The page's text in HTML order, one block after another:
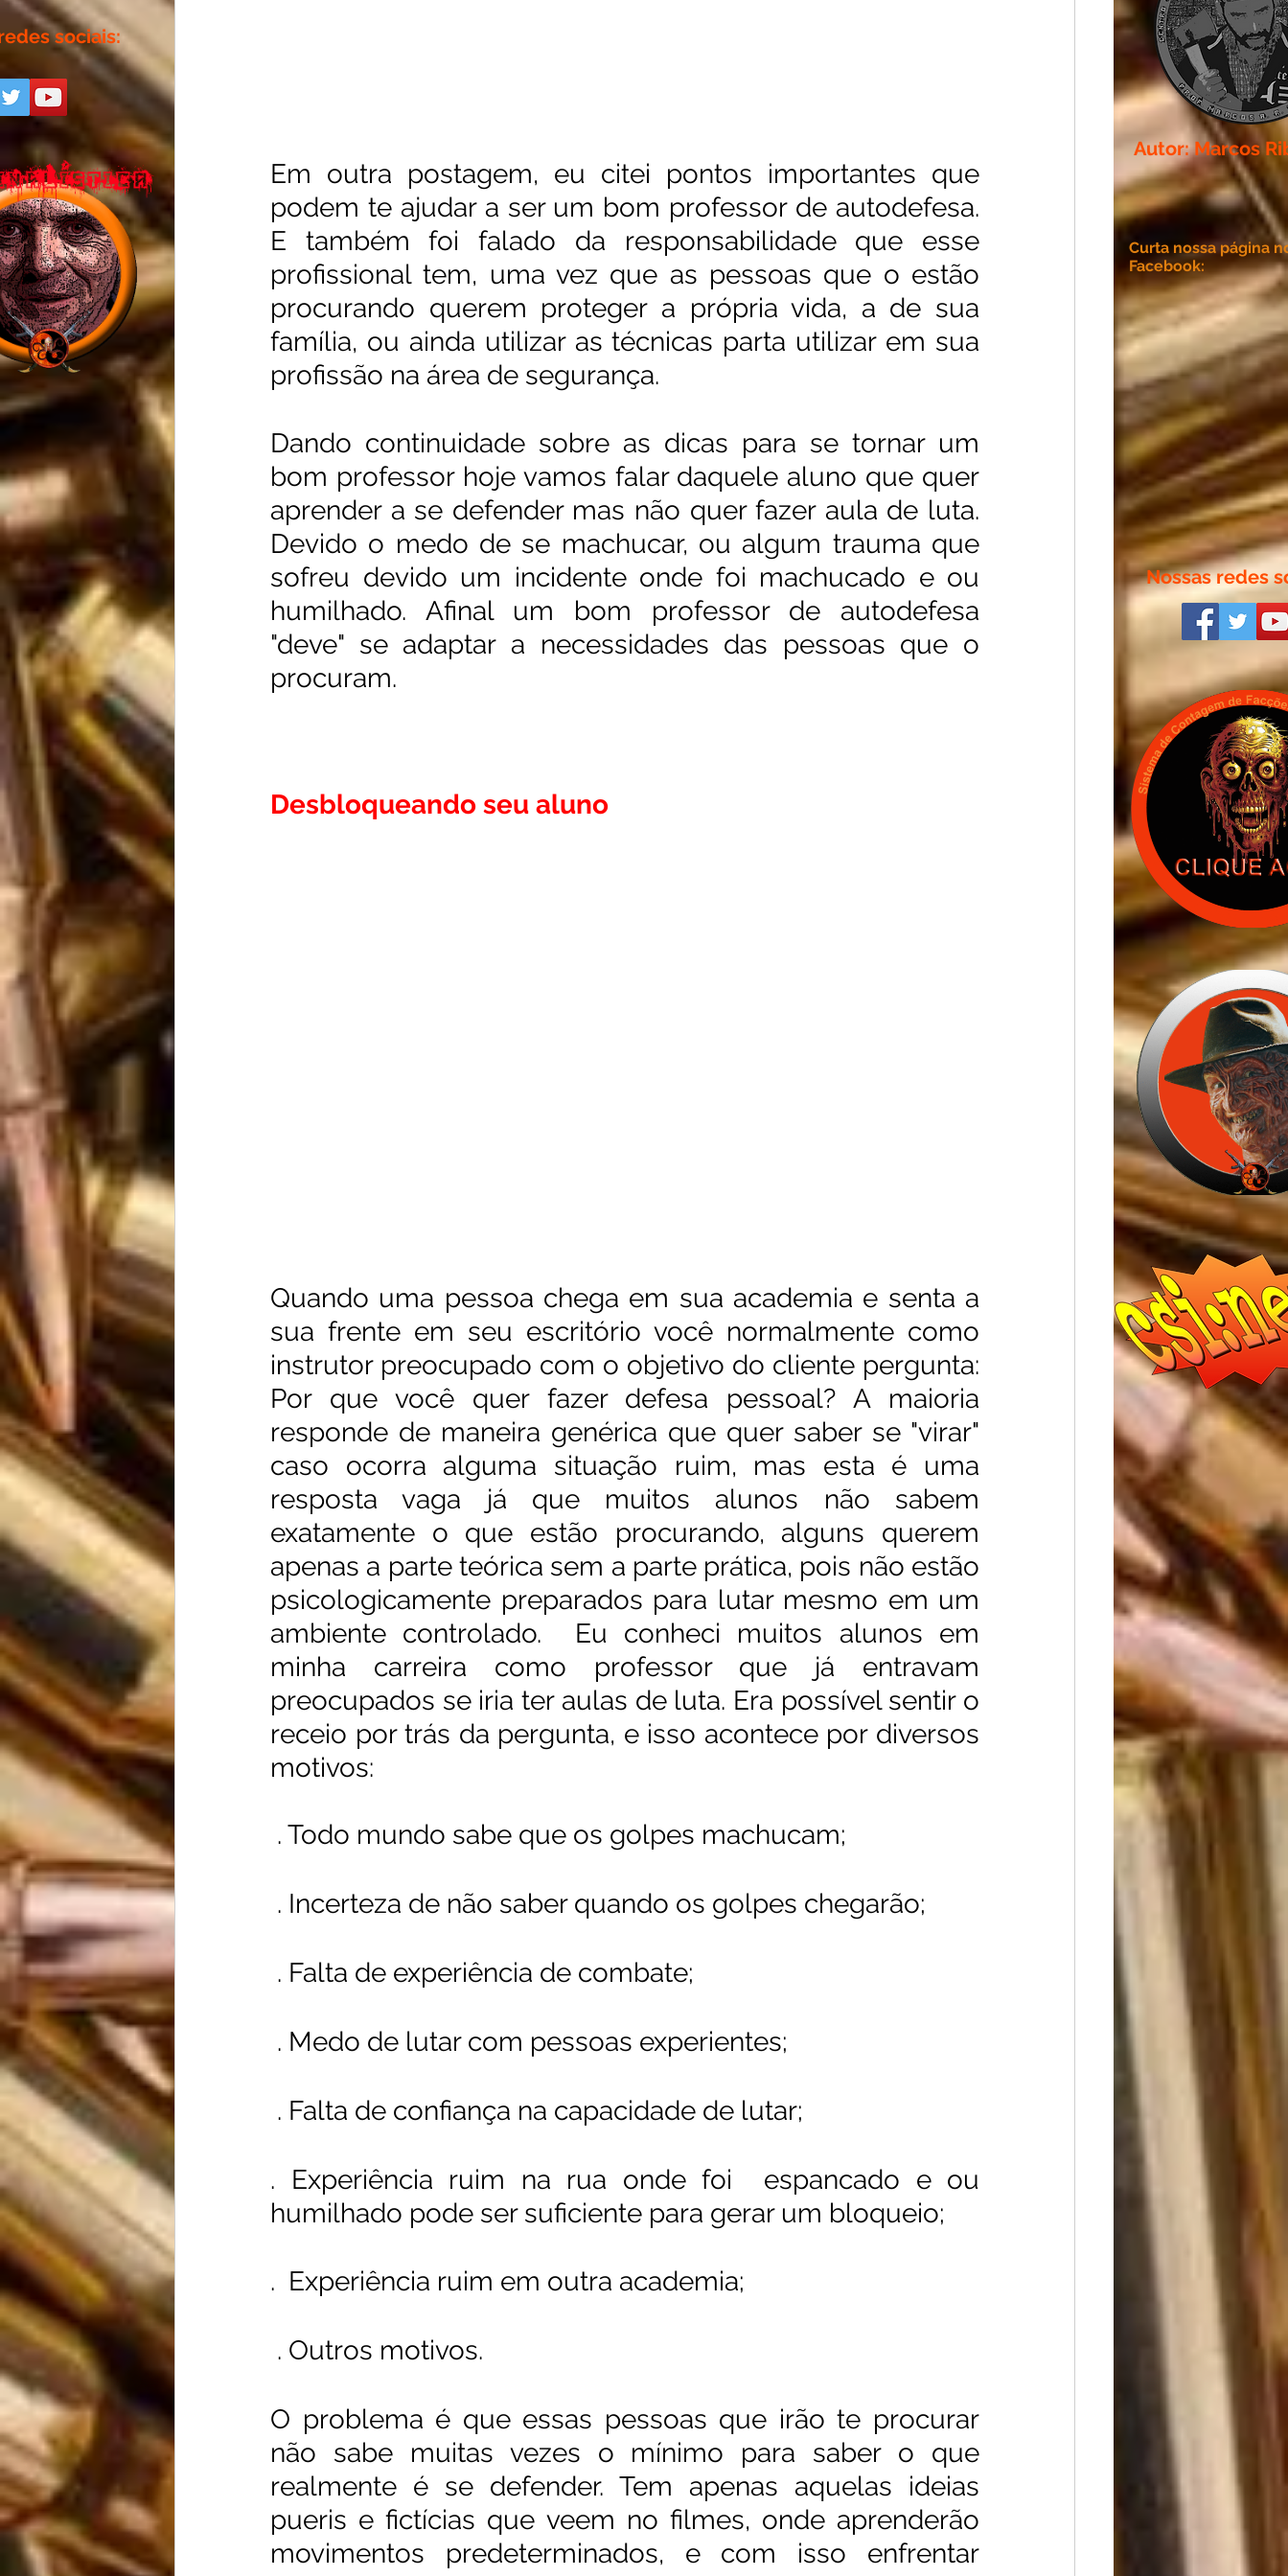
Em outra postagem, eu citei pontos importantes que
podem te ajudar a ser um bom professor de autodefesa.
E também foi falado da responsabilidade que esse
profissional tem, uma vez que as pessoas que o estão
procurando querem proteger a própria vida, a de sua
família, ou ainda utilizar as técnicas parta utilizar em sua
profissão na área de segurança.
Dando continuidade sobre as dicas para se tornar um
bom professor hoje vamos falar daquele aluno que quer
aprender a se defender mas não quer fazer aula de luta.
Devido o medo de se machucar, ou algum trauma que
sofreu devido um incidente onde foi machucado e ou
humilhado. Afinal um bom professor de autodefesa
"deve" se adaptar a necessidades das pessoas que o
procuram.
Desbloqueando seu aluno
Quando uma pessoa chega em sua academia e senta a
sua frente em seu escritório você normalmente como
instrutor preocupado com o objetivo do cliente pergunta:
Por que você quer fazer defesa pessoal? A maioria
responde de maneira genérica que quer saber se "virar"
caso ocorra alguma situação ruim, mas esta é uma
resposta vaga já que muitos alunos não sabem
exatamente o que estão procurando, alguns querem
apenas a parte teórica sem a parte prática, pois não estão
psicologicamente preparados para lutar mesmo em um
ambiente controlado.  Eu conheci muitos alunos em
minha carreira como professor que já entravam
preocupados se iria ter aulas de luta. Era possível sentir o
receio por trás da pergunta, e isso acontece por diversos
motivos:
. Todo mundo sabe que os golpes machucam;
. Incerteza de não saber quando os golpes chegarão;
. Falta de experiência de combate;
. Medo de lutar com pessoas experientes;
. Falta de confiança na capacidade de lutar;
. Experiência ruim na rua onde foi  espancado e ou
humilhado pode ser suficiente para gerar um bloqueio;
.  Experiência ruim em outra academia;
. Outros motivos.
O problema é que essas pessoas que irão te procurar
não sabe muitas vezes o mínimo para saber o que
realmente é se defender. Tem apenas aquelas ideias
pueris e fictícias que veem no filmes, onde aprenderão
movimentos predeterminados, e com isso enfrentar
Curta nossa página
Facebook:
Nossas redes
Autor: Marcos
sociais: